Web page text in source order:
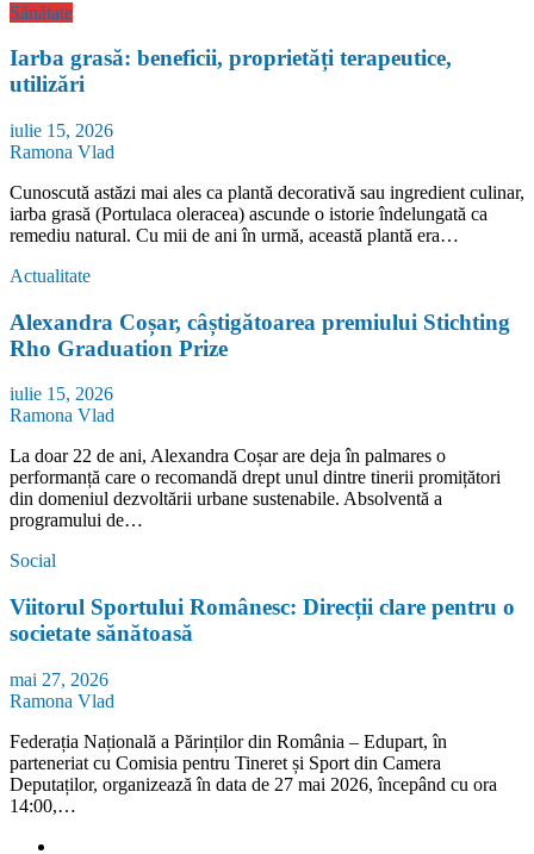
Sănătate
Iarba grasă: beneficii, proprietăți terapeutice,
utilizări
iulie 15, 2026
Ramona Vlad
Cunoscută astăzi mai ales ca plantă decorativă sau ingredient culinar,
iarba grasă (Portulaca oleracea) ascunde o istorie îndelungată ca
remediu natural. Cu mii de ani în urmă, această plantă era…
Actualitate
Alexandra Coșar, câștigătoarea premiului Stichting
Rho Graduation Prize
iulie 15, 2026
Ramona Vlad
La doar 22 de ani, Alexandra Coșar are deja în palmares o
performanță care o recomandă drept unul dintre tinerii promițători
din domeniul dezvoltării urbane sustenabile. Absolventă a
programului de…
Social
Viitorul Sportului Românesc: Direcții clare pentru o
societate sănătoasă
mai 27, 2026
Ramona Vlad
Federația Națională a Părinților din România – Edupart, în
parteneriat cu Comisia pentru Tineret și Sport din Camera
Deputaților, organizează în data de 27 mai 2026, începând cu ora
14:00,…